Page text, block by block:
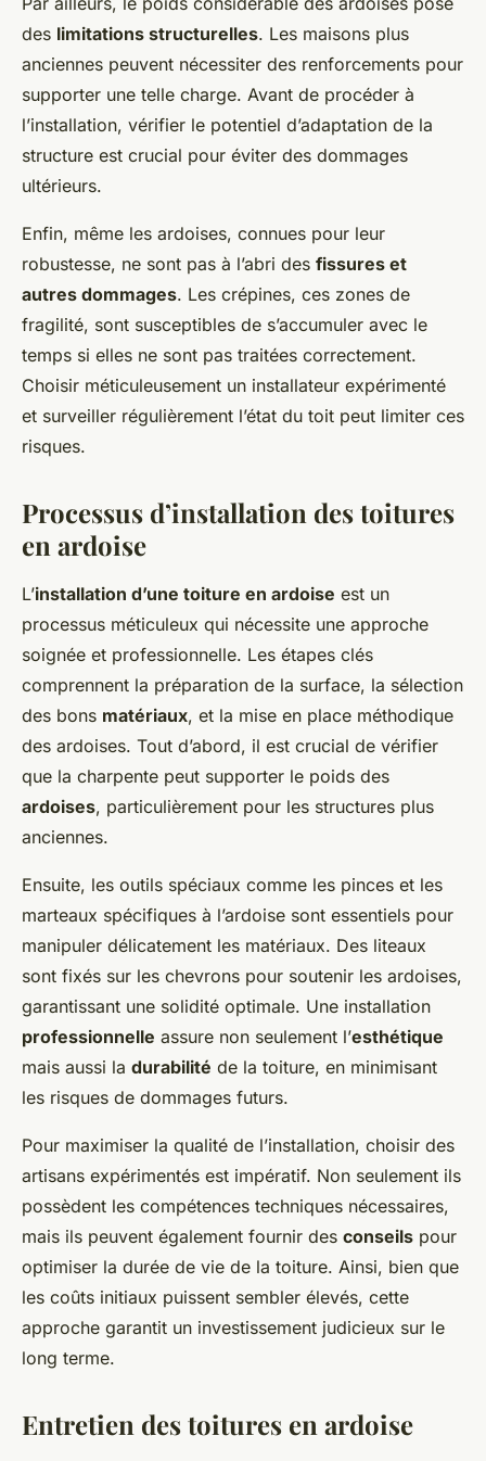
des limitations structurelles. Les maisons plus
anciennes peuvent nécessiter des renforcements pour
supporter une telle charge. Avant de procéder à
l’installation, vérifier le potentiel d’adaptation de la
structure est crucial pour éviter des dommages
ultérieurs.
Enfin, même les ardoises, connues pour leur
robustesse, ne sont pas à l’abri des fissures et
autres dommages. Les crépines, ces zones de
fragilité, sont susceptibles de s’accumuler avec le
temps si elles ne sont pas traitées correctement.
Choisir méticuleusement un installateur expérimenté
et surveiller régulièrement l’état du toit peut limiter ces
risques.
Processus d’installation des toitures
en ardoise
L’installation d’une toiture en ardoise est un
processus méticuleux qui nécessite une approche
soignée et professionnelle. Les étapes clés
comprennent la préparation de la surface, la sélection
des bons matériaux, et la mise en place méthodique
des ardoises. Tout d’abord, il est crucial de vérifier
que la charpente peut supporter le poids des
ardoises, particulièrement pour les structures plus
anciennes.
Ensuite, les outils spéciaux comme les pinces et les
marteaux spécifiques à l’ardoise sont essentiels pour
manipuler délicatement les matériaux. Des liteaux
sont fixés sur les chevrons pour soutenir les ardoises,
garantissant une solidité optimale. Une installation
professionnelle assure non seulement l’esthétique
mais aussi la durabilité de la toiture, en minimisant
les risques de dommages futurs.
Pour maximiser la qualité de l’installation, choisir des
artisans expérimentés est impératif. Non seulement ils
possèdent les compétences techniques nécessaires,
mais ils peuvent également fournir des conseils pour
optimiser la durée de vie de la toiture. Ainsi, bien que
les coûts initiaux puissent sembler élevés, cette
approche garantit un investissement judicieux sur le
long terme.
Entretien des toitures en ardoise